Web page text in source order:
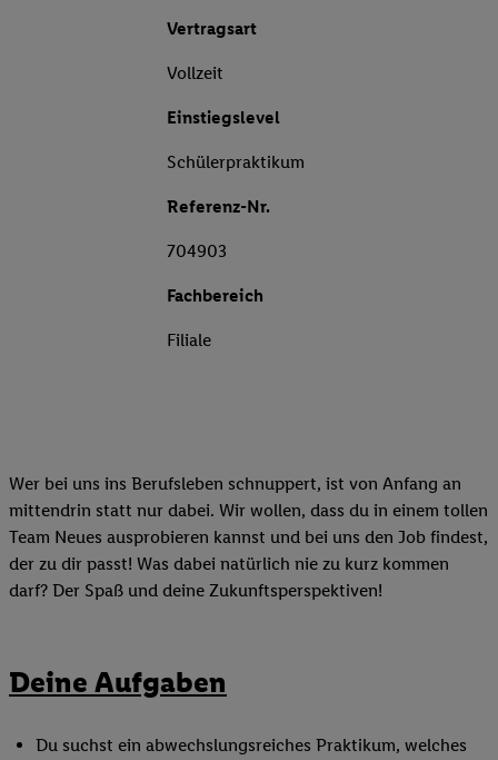
Vertragsart
Vollzeit
Einstiegslevel
Schülerpraktikum
Referenz-Nr.
704903
Fachbereich
Filiale
Wer bei uns ins Berufsleben schnuppert, ist von Anfang an
mittendrin statt nur dabei. Wir wollen, dass du in einem tollen
Team Neues ausprobieren kannst und bei uns den Job findest,
der zu dir passt! Was dabei natürlich nie zu kurz kommen
darf? Der Spaß und deine Zukunftsperspektiven!
Deine Aufgaben
Du suchst ein abwechslungsreiches Praktikum, welches